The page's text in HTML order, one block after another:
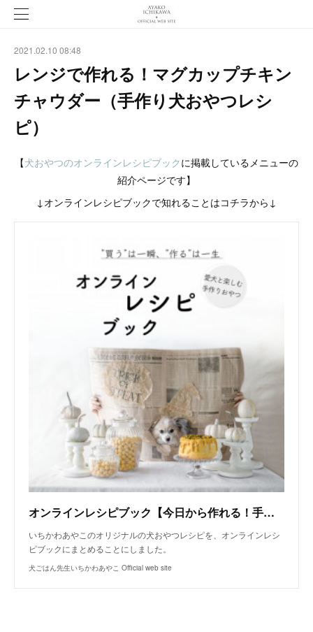
2021.02.10 08:48
レンジで作れる！マグカップチキン
チャウダー（手作り犬おやつレシ
ピ）
【犬おやつのオンラインレシピブックに掲載しているメニューの
紹介ページです】
↓オンラインレシピブックで知れることはコチラから↓
オンラインレシピブック【今日から作れる！手作り犬おやつレシピ】
いちかわあやこのオリジナルの犬おやつレシピを、オンラインレシ
ピブックにまとめることにしました。
犬ごはん先生いちかわあやこ Official web site